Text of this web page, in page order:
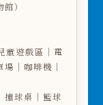
）
童遊戲區｜電
｜咖啡機｜
撞球桌｜籃球